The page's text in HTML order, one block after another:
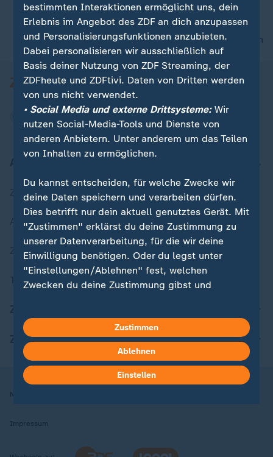
nach oben
Zuletzt veröffentlicht
Aktuelle Sendungs-Videos
ZDFheute Stories
Themen im Überblick
ZDFheute Apps
Nutzungsbedingungen
Impressum
bestimmten Interaktionen ermöglicht uns, dein
Erlebnis im Angebot des ZDF an dich anzupassen
und Personalisierungsfunktionen anzubieten.
Dabei personalisieren wir ausschließlich auf
Basis deiner Nutzung von ZDF Streaming, der
ZDFheute und ZDFtivi. Daten von Dritten werden
von uns nicht verwendet.
• Social Media und externe Drittsysteme:Wir
nutzen Social-Media-Tools und Dienste von
anderen Anbietern. Unter anderem um das Teilen
von Inhalten zu ermöglichen.
Du kannst entscheiden, für welche Zwecke wir
deine Daten speichern und verarbeiten dürfen.
Dies betrifft nur dein aktuell genutztes Gerät. Mit
"Zustimmen" erklärst du deine Zustimmung zu
unserer Datenverarbeitung, für die wir deine
Einwilligung benötigen. Oder du legst unter
"Einstellungen/Ablehnen" fest, welchen
Zwecken du deine Zustimmung gibst und
in deinen Einstellungen widerrufen oder ändern.
Hier findest du das Impressum.
Weitere Informationen findest du in unserer
Datenschutzerklärung.
Zustimmen
Ablehnen
Einstellen